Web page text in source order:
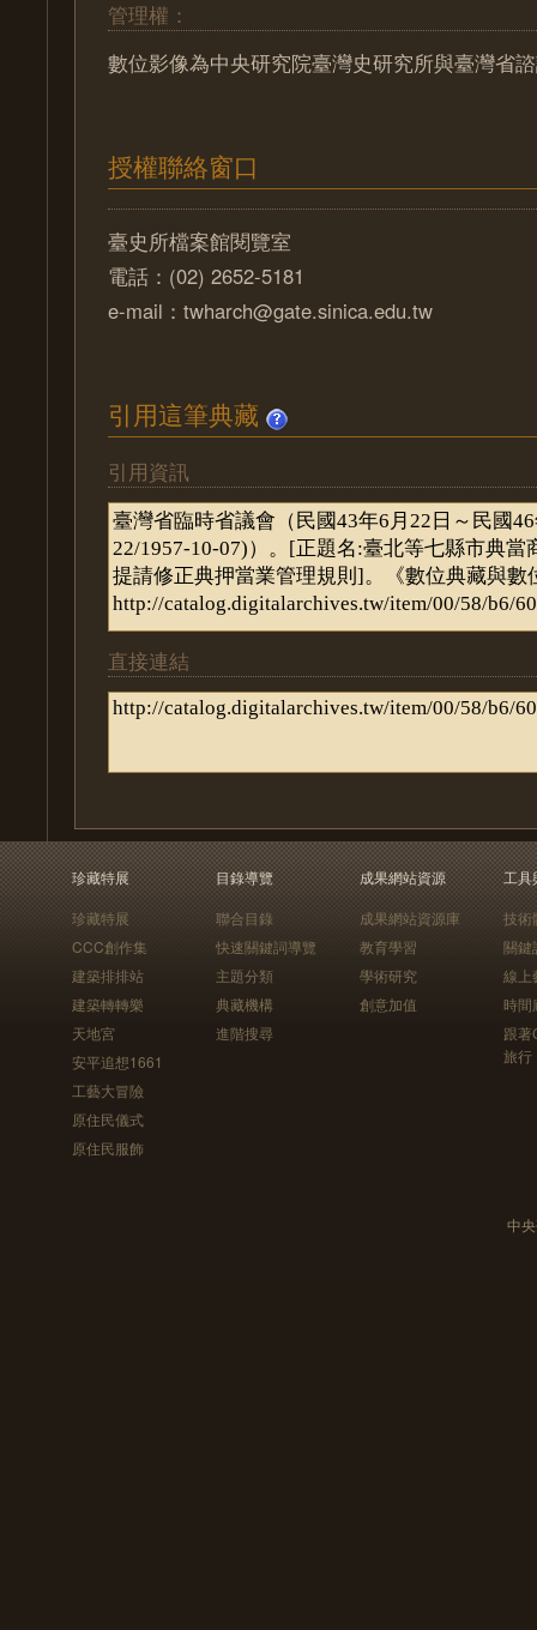
管理權：
數位影像為中央研究院臺灣史研究所與臺灣省
授權聯絡窗口
臺史所檔案館閱覽室
電話：(02) 2652-5181
e-mail：twharch@gate.sinica.edu.tw
引用這筆典藏
引用資訊
直接連結
珍藏特展
珍藏特展
CCC創作集
建築排排站
建築轉轉樂
天地宮
安平追想1661
工藝大冒險
原住民儀式
原住民服飾
目錄導覽
聯合目錄
快速關鍵詞導覽
主題分類
典藏機構
進階搜尋
成果網站資源
成果網站資源庫
教育學習
學術研究
創意加值
工具
技術
關鍵
線上
時間
跟
旅行
中